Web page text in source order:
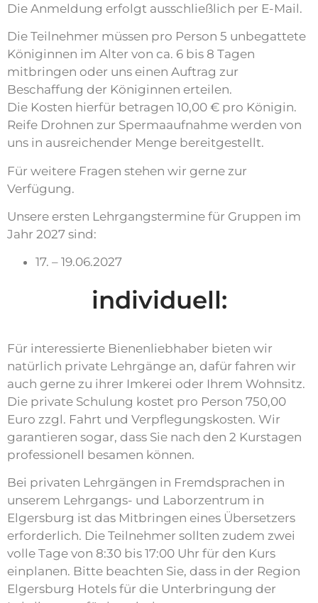
Die Anmeldung erfolgt ausschließlich per E-Mail.
Die Teilnehmer müssen pro Person 5 unbegattete
Königinnen im Alter von ca. 6 bis 8 Tagen
mitbringen oder uns einen Auftrag zur
Beschaffung der Königinnen erteilen.
Die Kosten hierfür betragen 10,00 € pro Königin.
Reife Drohnen zur Spermaaufnahme werden von
uns in ausreichender Menge bereitgestellt.
Für weitere Fragen stehen wir gerne zur
Verfügung.
Unsere ersten Lehrgangstermine für Gruppen im
Jahr 2027 sind:
17. – 19.06.2027
individuell:
Für interessierte Bienenliebhaber bieten wir
natürlich private Lehrgänge an, dafür fahren wir
auch gerne zu ihrer Imkerei oder Ihrem Wohnsitz.
Die private Schulung kostet pro Person 750,00
Euro zzgl. Fahrt und Verpflegungskosten. Wir
garantieren sogar, dass Sie nach den 2 Kurstagen
professionell besamen können.
Bei privaten Lehrgängen in Fremdsprachen in
unserem Lehrgangs- und Laborzentrum in
Elgersburg ist das Mitbringen eines Übersetzers
erforderlich. Die Teilnehmer sollten zudem zwei
volle Tage von 8:30 bis 17:00 Uhr für den Kurs
einplanen. Bitte beachten Sie, dass in der Region
Elgersburg Hotels für die Unterbringung der